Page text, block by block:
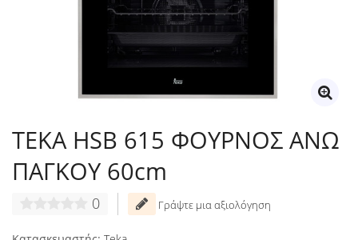
TEKA HSB 615 ΦΟΥΡΝΟΣ ΑΝΩ
ΠΑΓΚΟΥ 60cm
0 Γράψτε μια αξιολόγηση